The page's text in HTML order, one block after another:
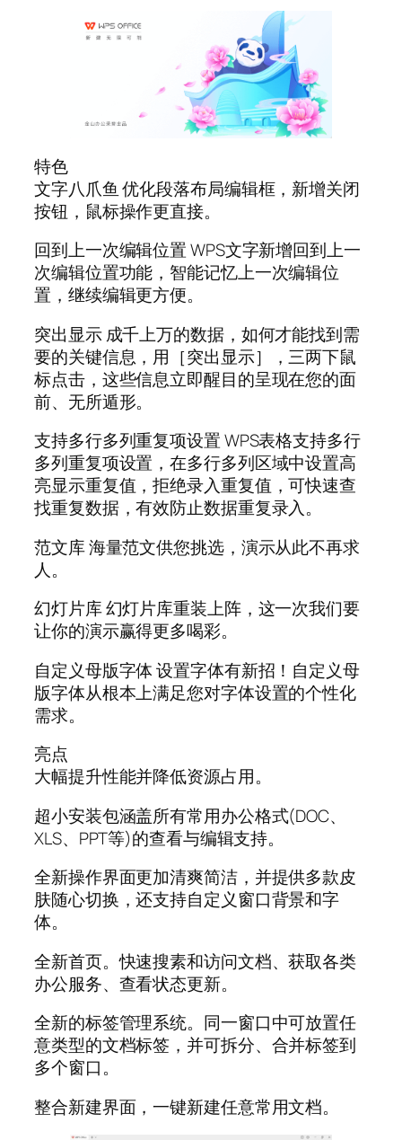
特色
文字八爪鱼 优化段落布局编辑框，新增关闭
按钮，鼠标操作更直接。
回到上一次编辑位置 WPS文字新增回到上一
次编辑位置功能，智能记忆上一次编辑位
置，继续编辑更方便。
突出显示 成千上万的数据，如何才能找到需
要的关键信息，用［突出显示］，三两下鼠
标点击，这些信息立即醒目的呈现在您的面
前、无所遁形。
支持多行多列重复项设置 WPS表格支持多行
多列重复项设置，在多行多列区域中设置高
亮显示重复值，拒绝录入重复值，可快速查
找重复数据，有效防止数据重复录入。
范文库 海量范文供您挑选，演示从此不再求
人。
幻灯片库 幻灯片库重装上阵，这一次我们要
让你的演示赢得更多喝彩。
自定义母版字体 设置字体有新招！自定义母
版字体从根本上满足您对字体设置的个性化
需求。
亮点
大幅提升性能并降低资源占用。
超小安装包涵盖所有常用办公格式(DOC、
XLS、PPT等)的查看与编辑支持。
全新操作界面更加清爽简洁，并提供多款皮
肤随心切换，还支持自定义窗口背景和字
体。
全新首页。快速搜素和访问文档、获取各类
办公服务、查看状态更新。
全新的标签管理系统。同一窗口中可放置任
意类型的文档标签，并可拆分、合并标签到
多个窗口。
整合新建界面，一键新建任意常用文档。